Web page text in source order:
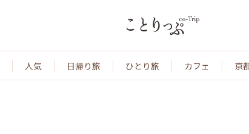
人気 日帰り旅 ひとり旅 カフェ 京